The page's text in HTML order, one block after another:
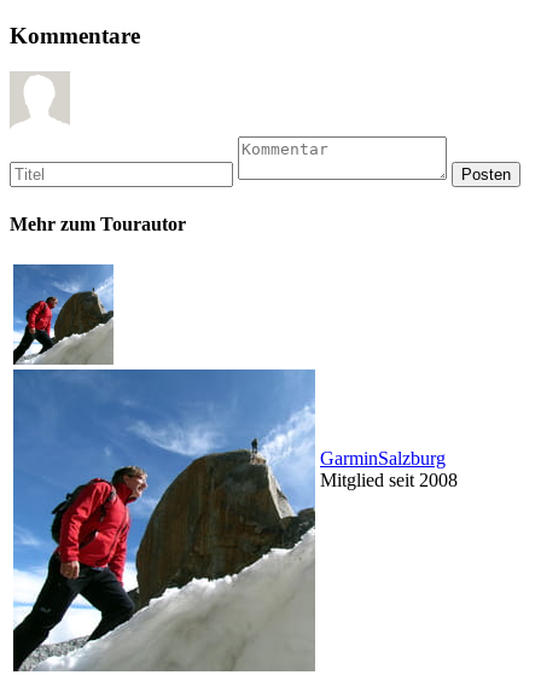
Kommentare
Mehr zum Tourautor
GarminSalzburg
Mitglied seit 2008